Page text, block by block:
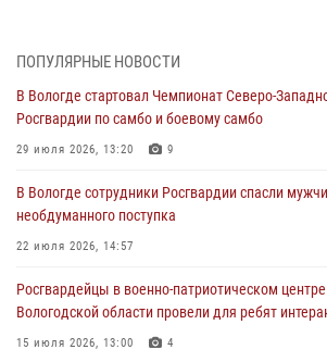
ОХРАНЫ РОСГВАРДИИ В ВОЛОГОДСКОЙ
02 августа 2026, 10:37
Росгвардейцы в г. Соколе задержали
31 июля 2026, 06:43
В Вологде стартовал Чемпионат Северо-
29 июля 2026, 13:20
В Вологде росгвардейцы задержали мужчину,
ПОПУЛЯРНЫЕ НОВОСТИ
В Вологде стартовал Чемпионат Северо-
Росгвардии по самбо и боевому самбо
29 июля 2026, 13:20 9
В Вологде сотрудники Росгвардии спасли
необдуманного поступка
22 июля 2026, 14:57
Росгвардейцы в военно-патриотическом
Вологодской области провели для ребят
15 июля 2026, 13:00 4